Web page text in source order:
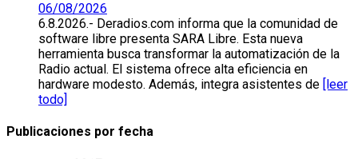
06/08/2026
6.8.2026.- Deradios.com informa que la comunidad de
software libre presenta SARA Libre. Esta nueva
herramienta busca transformar la automatización de la
Radio actual. El sistema ofrece alta eficiencia en
hardware modesto. Además, integra asistentes de [leer
todo]
Publicaciones por fecha